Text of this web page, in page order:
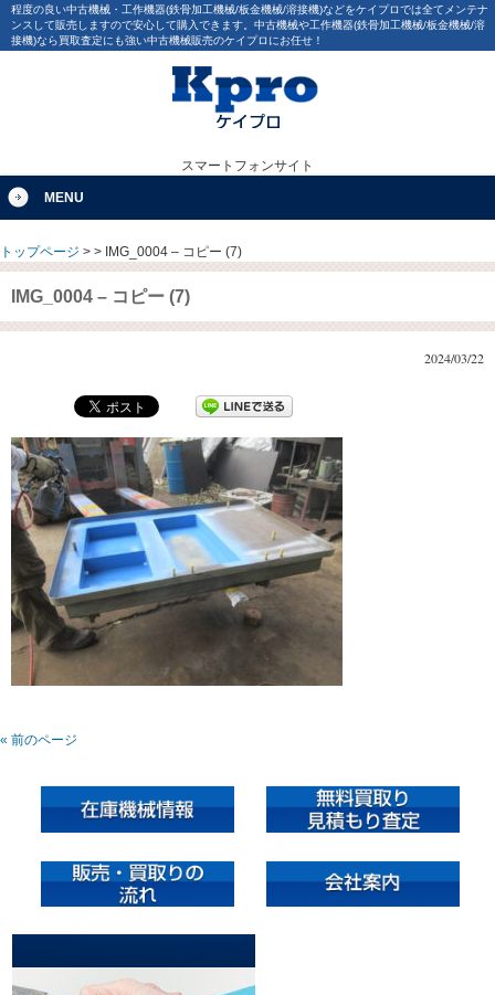
程度の良い中古機械・工作機器(鉄骨加工機械/板金機械/溶接機)などをケイプロでは全てメンテナ
ンスして販売しますので安心して購入できます。中古機械や工作機器(鉄骨加工機械/板金機械/溶
接機)なら買取査定にも強い中古機械販売のケイプロにお任せ！
スマートフォンサイト
MENU
トップページ > > IMG_0004 – コピー (7)
IMG_0004 – コピー (7)
2024/03/22
« 前のページ